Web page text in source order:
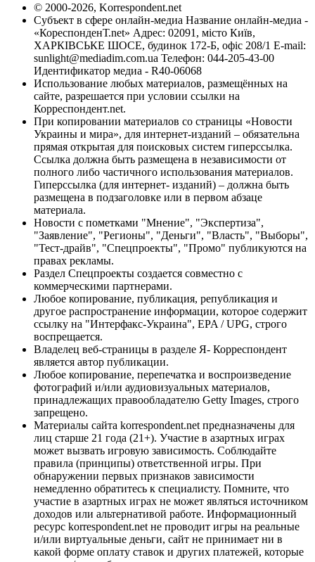
© 2000-2026, Korrespondent.net
Субъект в сфере онлайн-медиа Название онлайн-медиа -
«КореспонденТ.net» Адрес: 02091, місто Київ,
ХАРКІВСЬКЕ ШОСЕ, будинок 172-Б, офіс 208/1 E-mail:
sunlight@mediadim.com.ua Телефон: 044-205-43-00
Идентификатор медиа - R40-06068
Использование любых материалов, размещённых на
сайте, разрешается при условии ссылки на
Корреспондент.net.
При копировании материалов со страницы «Новости
Украины и мира», для интернет-изданий – обязательна
прямая открытая для поисковых систем гиперссылка.
Ссылка должна быть размещена в независимости от
полного либо частичного использования материалов.
Гиперссылка (для интернет- изданий) – должна быть
размещена в подзаголовке или в первом абзаце
материала.
Новости с пометками "Мнение", "Экспертиза",
"Заявление", "Регионы", "Деньги", "Власть", "Выборы",
"Тест-драйв", "Спецпроекты", "Промо" публикуются на
правах рекламы.
Раздел Спецпроекты создается совместно с
коммерческими партнерами.
Любое копирование, публикация, републикация и
другое распространение информации, которое содержит
ссылку на "Интерфакс-Украина", EPA / UPG, строго
воспрещается.
Владелец веб-страницы в разделе Я- Корреспондент
является автор публикации.
Любое копирование, перепечатка и воспроизведение
фотографий и/или аудиовизуальных материалов,
принадлежащих правообладателю Getty Images, строго
запрещено.
Материалы сайта korrespondent.net предназначены для
лиц старше 21 года (21+). Участие в азартных играх
может вызвать игровую зависимость. Соблюдайте
правила (принципы) ответственной игры. При
обнаружении первых признаков зависимости
немедленно обратитесь к специалисту. Помните, что
участие в азартных играх не может являться источником
доходов или альтернативой работе. Информационный
ресурс korrespondent.net не проводит игры на реальные
и/или виртуальные деньги, сайт не принимает ни в
какой форме оплату ставок и других платежей, которые